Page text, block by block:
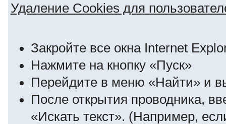
Удаление Cookies для
Закройте все окна Internet
Нажмите на кнопку «Пуск»
Перейдите в меню «Найти» и
После открытия проводника,
«Искать текст». (Например,